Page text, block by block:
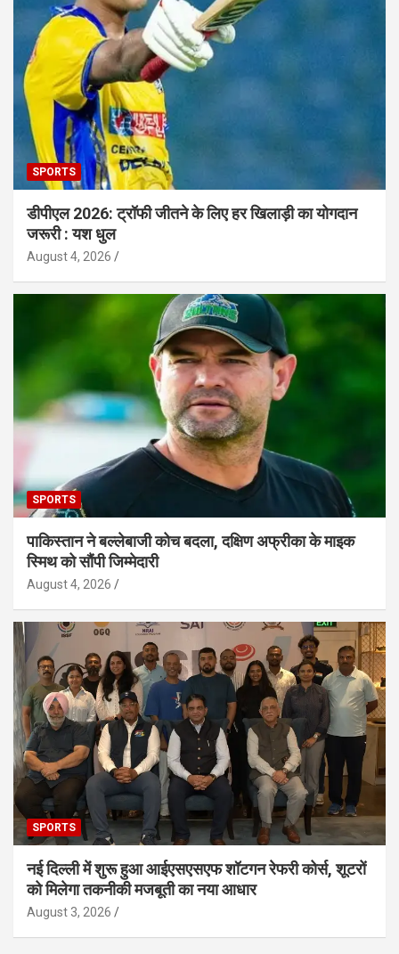
SPORTS
डीपीएल 2026: ट्रॉफी जीतने के लिए हर खिलाड़ी का योगदान
जरूरी : यश धुल
August 4, 2026
SPORTS
पाकिस्तान ने बल्लेबाजी कोच बदला, दक्षिण अफ्रीका के माइक
स्मिथ को सौंपी जिम्मेदारी
August 4, 2026
SPORTS
नई दिल्ली में शुरू हुआ आईएसएसएफ शॉटगन रेफरी कोर्स, शूटरों
को मिलेगा तकनीकी मजबूती का नया आधार
August 3, 2026